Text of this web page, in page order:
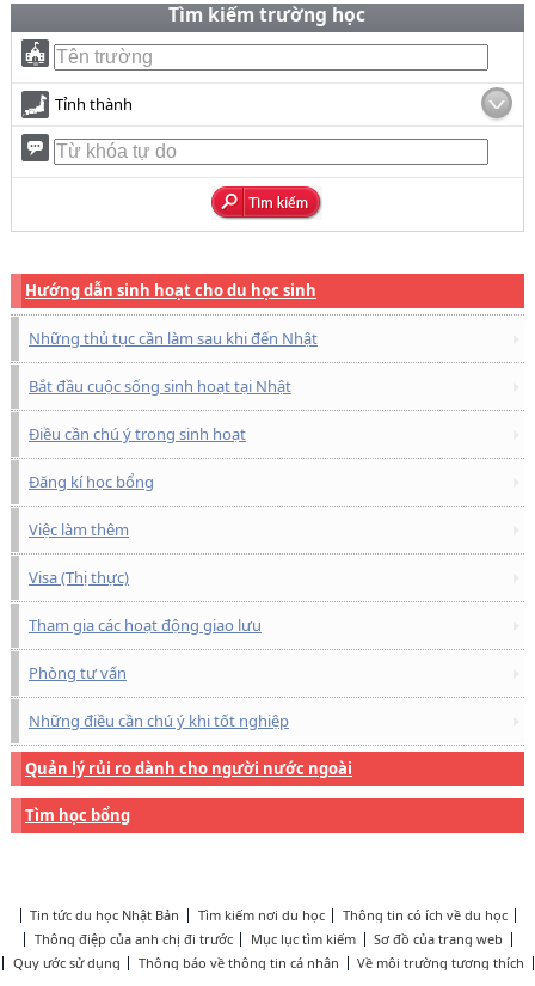
Tìm kiếm trường học
Tỉnh thành
Hướng dẫn sinh hoạt cho du học sinh
Những thủ tục cần làm sau khi đến Nhật
Bắt đầu cuộc sống sinh hoạt tại Nhật
Điều cần chú ý trong sinh hoạt
Đăng kí học bổng
Việc làm thêm
Visa (Thị thực)
Tham gia các hoạt động giao lưu
Phòng tư vấn
Những điều cần chú ý khi tốt nghiệp
Quản lý rủi ro dành cho người nước ngoài
Tìm học bổng
Tin tức du học Nhật Bản Tìm kiếm nơi du học
Thông tin có ích về du học
Thông điệp của anh chị đi trước
Mục lục tìm kiếm
Sơ đồ của trang web
Quy ước sử dụng
Thông báo về thông tin cá nhân Về môi trường tương thích